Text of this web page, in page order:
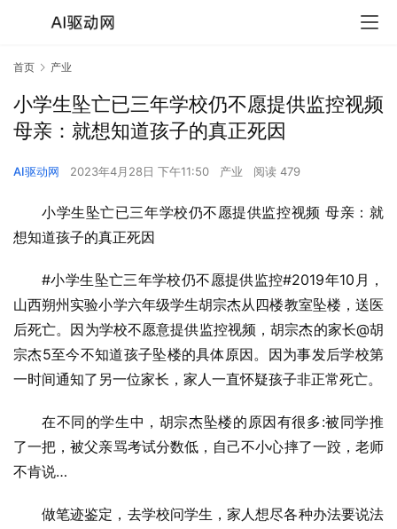
首页 产业
小学生坠亡已三年学校仍不愿提供监控视频
母亲：就想知道孩子的真正死因
AI驱动网 2023年4月28日 下午11:50 产业 阅读 479
小学生坠亡已三年学校仍不愿提供监控视频 母亲：就
想知道孩子的真正死因
#小学生坠亡三年学校仍不愿提供监控#2019年10月，
山西朔州实验小学六年级学生胡宗杰从四楼教室坠楼，送医
后死亡。因为学校不愿意提供监控视频，胡宗杰的家长@胡
宗杰5至今不知道孩子坠楼的具体原因。因为事发后学校第
一时间通知了另一位家长，家人一直怀疑孩子非正常死亡。
在不同的学生中，胡宗杰坠楼的原因有很多:被同学推
了一把，被父亲骂考试分数低，自己不小心摔了一跤，老师
不肯说…
做笔迹鉴定，去学校问学生，家人想尽各种办法要说法